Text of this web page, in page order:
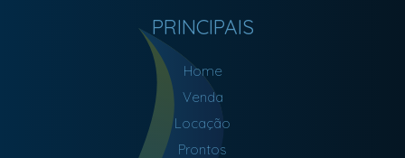
PRINCIPAIS
Home
Venda
Locação
Prontos